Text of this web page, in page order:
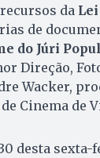
da
de
do Júri
Direção,
Wacker,
Cinema de
desta